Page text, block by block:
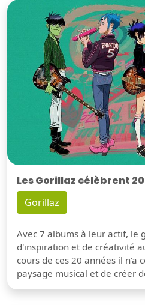
Les Gorillaz célèbrent
Gorillaz
Avec 7 albums à leur actif, le
d'inspiration et de créativité
cours de ces 20 années il n'a
paysage musical et de créer